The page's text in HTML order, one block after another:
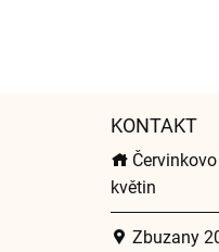
KONTAKT
květin
Zbuzany